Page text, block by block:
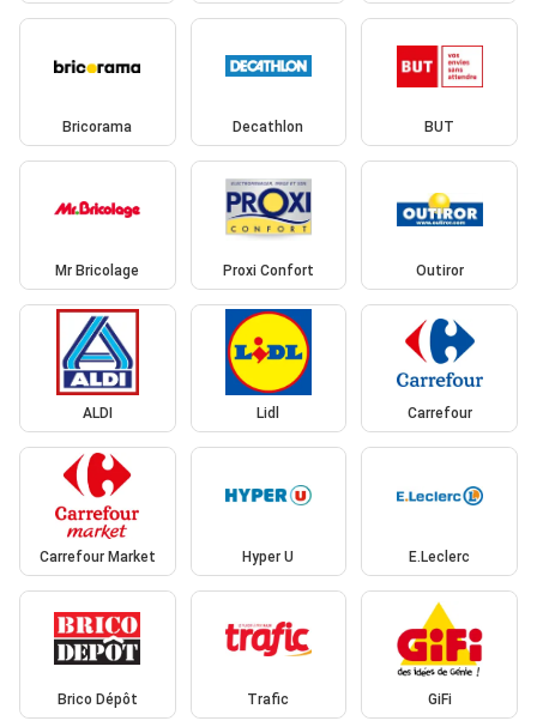
Bricorama Decathlon BUT
Mr Bricolage Proxi Confort Outiror
ALDI Lidl Carrefour
Carrefour Market Hyper U E.Leclerc
Brico Dépôt Trafic GiFi